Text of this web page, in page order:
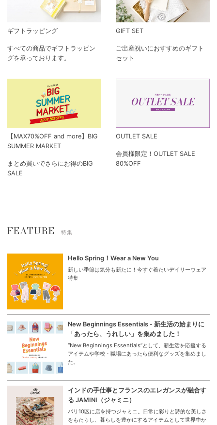
ギフトラッピング
すべての商品でギフトラッピン
グを承っております。
GIFT SET
ご出産祝いにおすすめのギフト
セット
【MAX70%OFF and more】BIG
SUMMER MARKET
まとめ買いでさらにお得のBIG
SALE
OUTLET SALE
会員様限定！OUTLET SALE
80%OFF
FEATURE 特集
Hello Spring！Wear a New You
新しい季節は気分も新たに！今すぐ着たいデイリーウェア
特集
New Beginnings Essentials - 新生活の始まりに
「あったら、うれしい」を集めました！
“New Beginnings Essentials”として、新生活を応援する
アイテムや学校・職場にあったら便利なグッズを集めまし
た。
インドの手仕事とフランスのエレガンスが融合す
る JAMINI（ジャミニ）
パリ10区に店を持つジャミニ。日常に彩りと詩的な美しさ
をもたらし、暮らしを豊かにするアイテムとして世界中か